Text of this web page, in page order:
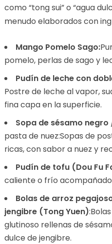
como “tong sui” o “agua
menudo elaborados con
Mango Pomelo Sago:
pomelo, perlas de sago y
Pudín de leche con
Postre de leche al vapor,
fina capa en la superficie.
Sopa de sésamo negro
pasta de nuez:Sopas de
ricas, con sabor a nuez y
Pudín de tofu (Dou Fu
caliente o frío
Bolas de arroz
jengibre (Tong Yuen)
glutinoso rellenas de
dulce de jengibre.